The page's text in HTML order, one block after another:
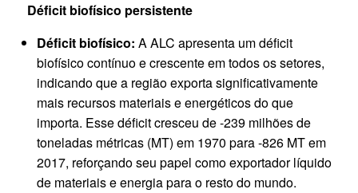
Déficit biofísico persistente
Déficit biofísico: A ALC apresenta um déficit
biofísico contínuo e crescente em todos os setores,
indicando que a região exporta significativamente
mais recursos materiais e energéticos do que
importa. Esse déficit cresceu de -239 milhões de
toneladas métricas (MT) em 1970 para -826 MT em
2017, reforçando seu papel como exportador líquido
de materiais e energia para o resto do mundo.